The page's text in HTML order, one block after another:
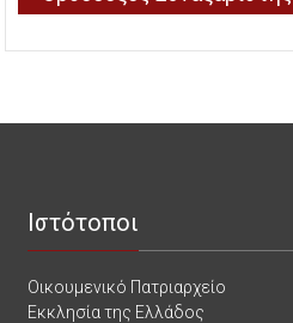
Ιστότοποι
Οικουμενικό Πατριαρχείο
Εκκλησία της Ελλάδος